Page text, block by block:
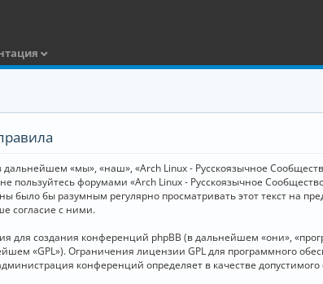
«мы», «наш», «Arch Linux - Русскоязычное
пользуйтесь форумами «Arch Linux - Русскоязычное
было бы разумным регулярно просматривать этот текст на
согласие с ними.
создания конференций phpBB (в дальнейшем «они»,
«GPL»). Ограничения лицензии GPL для программного
конференций определяет в качестве